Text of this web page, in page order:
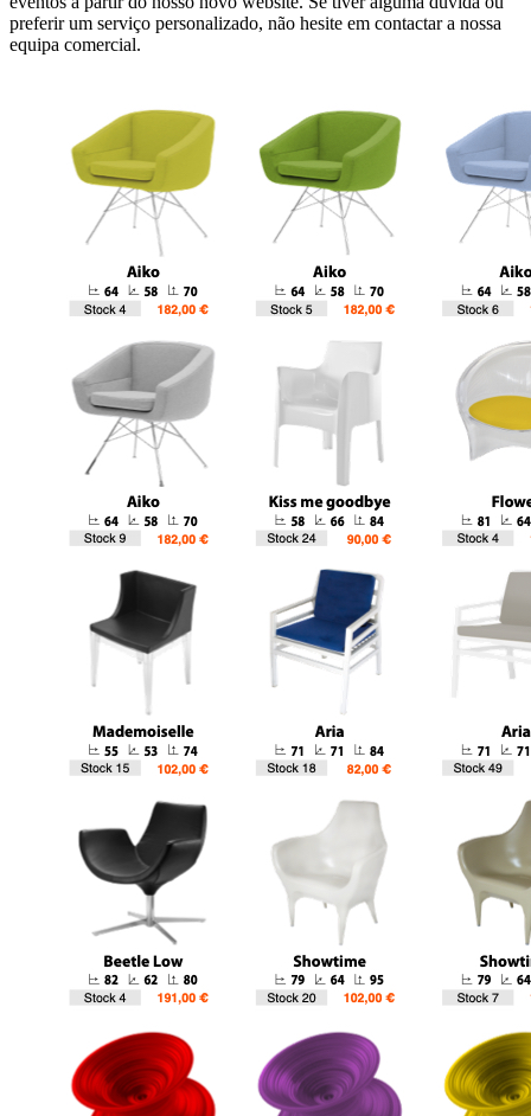
preferir um serviço personalizado, não hesite em contactar a nossa
equipa comercial.